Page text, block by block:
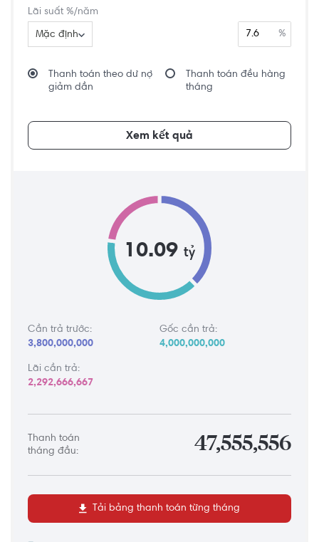
Lãi suất %/năm
Mặc định %
Thanh toán theo dư nợ
giảm dần
Thanh toán đều hàng
tháng
Xem kết quả
10.09 tỷ
Cần trả trước:
3,800,000,000
Gốc cần trả:
4,000,000,000
Lãi cần trả:
2,292,666,667
Thanh toán
tháng đầu:
47,555,556
Tải bảng thanh toán từng tháng